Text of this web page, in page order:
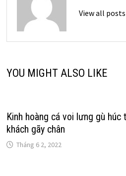
View all
YOU MIGHT ALSO LIKE
Kinh hoàng cá voi lưng gù húc
khách gãy chân
Tháng 6 2, 2022